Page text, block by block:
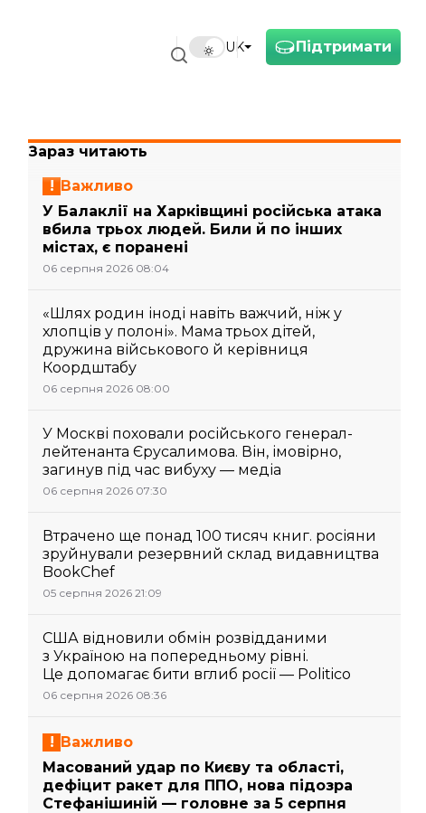
Підтримати
UK
Зараз читають
Важливо
У Балаклії на Харківщині російська атака
вбила трьох людей. Били й по інших
містах, є поранені
06 серпня 2026 08:04
«Шлях родин іноді навіть важчий, ніж у
хлопців у полоні». Мама трьох дітей,
дружина військового й керівниця
Коордштабу
06 серпня 2026 08:00
У Москві поховали російського генерал-
лейтенанта Єрусалимова. Він, імовірно,
загинув під час вибуху — медіа
06 серпня 2026 07:30
Втрачено ще понад 100 тисяч книг. росіяни
зруйнували резервний склад видавництва
BookChef
05 серпня 2026 21:09
США відновили обмін розвідданими
з Україною на попередньому рівні.
Це допомагає бити вглиб росії — Politico
06 серпня 2026 08:36
Важливо
Масований удар по Києву та області,
дефіцит ракет для ППО, нова підозра
Стефанішиній — головне за 5 серпня